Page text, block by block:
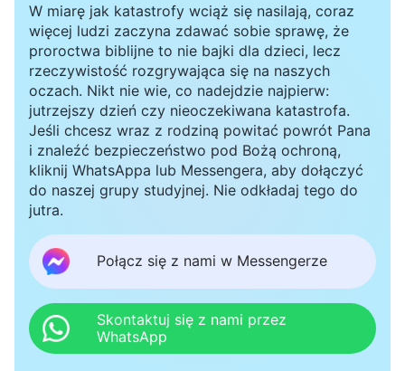
W miarę jak katastrofy wciąż się nasilają, coraz
więcej ludzi zaczyna zdawać sobie sprawę, że
proroctwa biblijne to nie bajki dla dzieci, lecz
rzeczywistość rozgrywająca się na naszych
oczach. Nikt nie wie, co nadejdzie najpierw:
jutrzejszy dzień czy nieoczekiwana katastrofa.
Jeśli chcesz wraz z rodziną powitać powrót Pana
i znaleźć bezpieczeństwo pod Bożą ochroną,
kliknij WhatsAppa lub Messengera, aby dołączyć
do naszej grupy studyjnej. Nie odkładaj tego do
jutra.
Połącz się z nami w Messengerze
Skontaktuj się z nami przez
WhatsApp